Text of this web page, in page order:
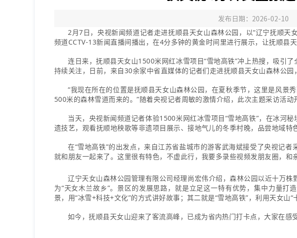
发布日期：2026-02-10
2月7日，央视新闻频道记者走进抚顺县天女山森林公园，以“辽宁抚顺天
频道CCTV-13新闻直播间播出，在4分多钟的黄金时间里进行展示，让抚顺县
连日来，抚顺县天女山1500米网红冰雪项目“雪地高铁”冲上热搜，吸引
持续关注，日前，来自30余家中省直媒体的记者们走进抚顺县天女山森林公园
“我现在所在的位置是抚顺县天女山森林公园，在夏秋季节，这里是风景
500米的森林雪道而来的。”随着央视记者周敏的激情介绍，此次主题采访活动
当天，央视新闻频道记者体验1500米网红冰雪项目“雪地高铁”，在冰河
遗技艺，观看抚顺地秧歌等非遗项目展示、接地气儿的冬季村晚，品尝地域
在“雪地高铁”的出发点，来自江苏省盐城市的游客武海斌接受了央视记
就和朋友一起来了。这里很有特色，不虚此行，我要多录些视频发朋友圈，和
辽宁天女山森林公园管理有限公司经理尚宏伟介绍，森林公园以近十万株
为“天女木兰故乡”。景区的发展思路，就是立足这一特有优势，集中力量
景，用“冰雪+科技+文化”的方式讲好故事；其二就是“雪地高铁”，利用天女
如今，抚顺县天女山迎来了客流高峰，已成为省内热门打卡点，大家在感